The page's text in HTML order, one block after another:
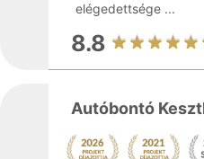
elégedettsége ...
8.8
Autóbontó